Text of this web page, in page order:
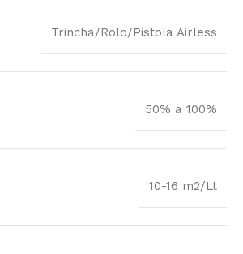
Trincha/Rolo/Pistola Airless
50% a 100%
10-16 m2/Lt